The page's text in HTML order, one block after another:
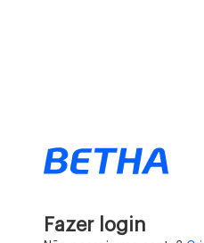
Fazer login